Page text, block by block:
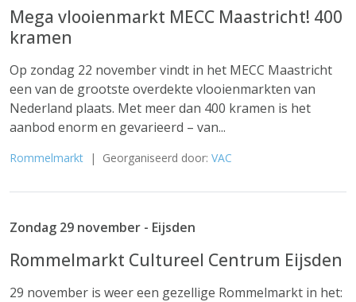
Mega vlooienmarkt MECC Maastricht! 400
kramen
Op zondag 22 november vindt in het MECC Maastricht
een van de grootste overdekte vlooienmarkten van
Nederland plaats. Met meer dan 400 kramen is het
aanbod enorm en gevarieerd – van...
Rommelmarkt | Georganiseerd door: VAC
Zondag 29 november - Eijsden
Rommelmarkt Cultureel Centrum Eijsden
29 november is weer een gezellige Rommelmarkt in het: